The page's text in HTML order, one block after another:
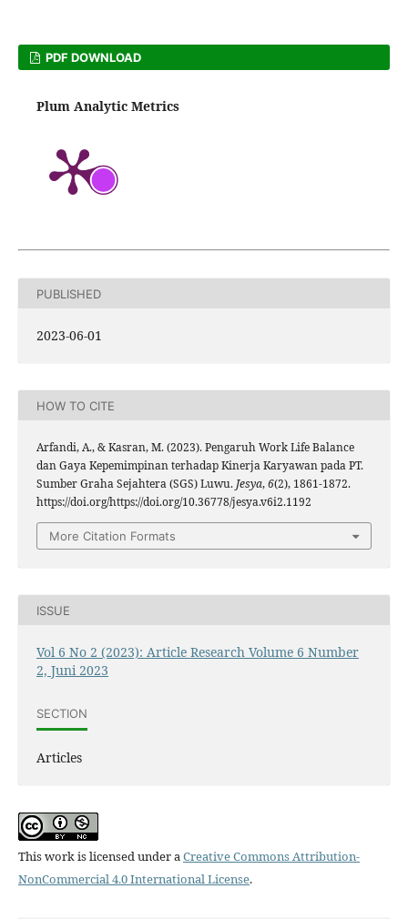
PDF DOWNLOAD
Plum Analytic Metrics
PUBLISHED
2023-06-01
HOW TO CITE
Arfandi, A., & Kasran, M. (2023). Pengaruh Work Life Balance
dan Gaya Kepemimpinan terhadap Kinerja Karyawan pada PT.
Sumber Graha Sejahtera (SGS) Luwu. Jesya,6(2), 1861-1872.
https://doi.org/https://doi.org/10.36778/jesya.v6i2.1192
More Citation Formats
ISSUE
Vol 6 No 2 (2023): Article Research Volume 6 Number
2, Juni 2023
SECTION
Articles
This work is licensed under aCreative Commons Attribution-
NonCommercial 4.0 International License.